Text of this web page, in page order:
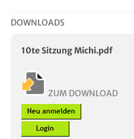
DOWNLOADS
10te Sitzung Michi.pdf
ZUM DOWNLOAD